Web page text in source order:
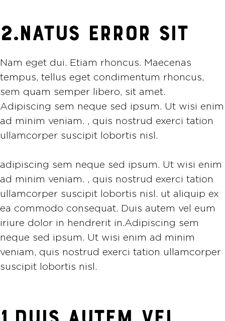
2.NATUS ERROR SIT
Nam eget dui. Etiam rhoncus. Maecenas
tempus, tellus eget condimentum rhoncus,
sem quam semper libero, sit amet.
Adipiscing sem neque sed ipsum. Ut wisi enim
ad minim veniam. , quis nostrud exerci tation
ullamcorper suscipit lobortis nisl.
adipiscing sem neque sed ipsum. Ut wisi enim
ad minim veniam. , quis nostrud exerci tation
ullamcorper suscipit lobortis nisl. ut aliquip ex
ea commodo consequat. Duis autem vel eum
iriure dolor in hendrerit in.Adipiscing sem
neque sed ipsum. Ut wisi enim ad minim
veniam, quis nostrud exerci tation ullamcorper
suscipit lobortis nisl.